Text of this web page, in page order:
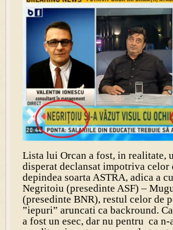
Lista lui Orcan a fost, in realitate,
disperat declansat impotriva celor
depindea soarta ASTRA, adica a
Negritoiu (presedinte ASF) –
(presedinte BNR), restul celor de
”iepuri” aruncati ca backround.
a fost un esec, dar nu pentru ca n-